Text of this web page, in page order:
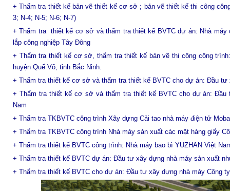
+ Thẩm tra thiết kế bản vẽ thiết kế cơ sở ; bản vẽ thiết kế thi công
3; N-4; N-5; N-6; N-7)
+ Thẩm tra thiết kế cơ sở và thẩm tra thiết kế BVTC dự án: Nhà
lắp công nghiệp Tây Đông
+ Thẩm tra thiết kế cơ sở, thẩm tra thiết kế bản vẽ thi công công
huyện Quế Võ, tỉnh Bắc Ninh.
+ Thẩm tra thiết kế cơ sở và thẩm tra thiết kế BVTC cho dự án: Đầu tư
+ Thẩm tra thiết kế cơ sở và thẩm tra thiết kế BVTC cho dự án: Đầu
Nam
+ Thẩm tra TKBVTC công trình Xây dựng Cải tao nhà máy điện tử
+ Thẩm tra TKBVTC công trình Nhà máy sản xuất các mặt hàng giấy
+ Thẩm tra thiết kế BVTC công trình: Nhà máy bao bì YUZHAN Việt
+ Thẩm tra thiết kế BVTC dự án: Đầu tư xây dựng nhà máy sản xuất
+ Thẩm tra thiết kế BVTC cho dự án: Đầu tư xây dựng nhà máy Công